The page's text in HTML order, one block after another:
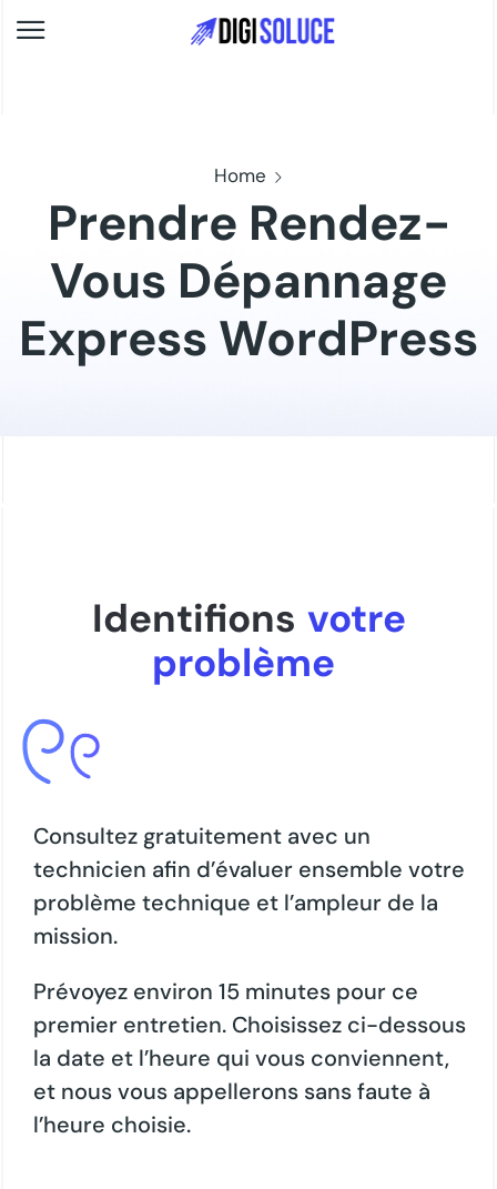
Home
Prendre Rendez-
Vous Dépannage
Express WordPress
Identifions votre
problème
Consultez gratuitement avec un
technicien afin d’évaluer ensemble votre
problème technique et l’ampleur de la
mission.
Prévoyez environ 15 minutes pour ce
premier entretien. Choisissez ci-dessous
la date et l’heure qui vous conviennent,
et nous vous appellerons sans faute à
l’heure choisie.